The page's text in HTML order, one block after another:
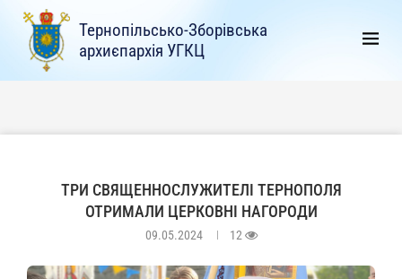
Тернопільсько-Зборівська
архиєпархія УГКЦ
ТРИ СВЯЩЕННОСЛУЖИТЕЛІ ТЕРНОПОЛЯ
ОТРИМАЛИ ЦЕРКОВНІ НАГОРОДИ
09.05.2024 12